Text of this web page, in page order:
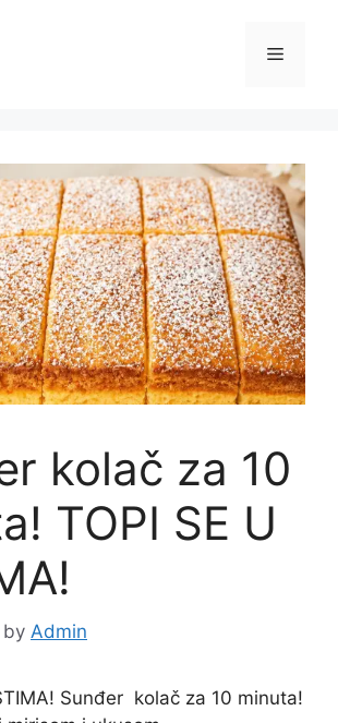
Menu
kolač za 10
TOPI SE U
by Admin
Sunđer kolač za 10 minuta!